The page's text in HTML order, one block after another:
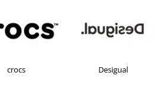
Desigual Emporio Armani